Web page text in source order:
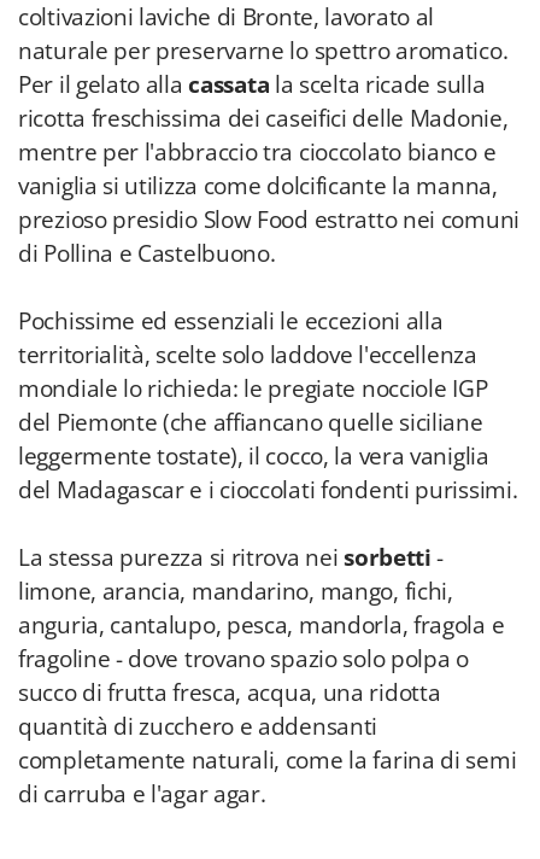
coltivazioni laviche di Bronte, lavorato al
naturale per preservarne lo spettro aromatico.
Per il gelato alla cassata la scelta ricade sulla
ricotta freschissima dei caseifici delle Madonie,
mentre per l'abbraccio tra cioccolato bianco e
vaniglia si utilizza come dolcificante la manna,
prezioso presidio Slow Food estratto nei comuni
di Pollina e Castelbuono.
Pochissime ed essenziali le eccezioni alla
territorialità, scelte solo laddove l'eccellenza
mondiale lo richieda: le pregiate nocciole IGP
del Piemonte (che affiancano quelle siciliane
leggermente tostate), il cocco, la vera vaniglia
del Madagascar e i cioccolati fondenti purissimi.
La stessa purezza si ritrova neisorbetti-
limone, arancia, mandarino, mango, fichi,
anguria, cantalupo, pesca, mandorla, fragola e
fragoline - dove trovano spazio solo polpa o
succo di frutta fresca, acqua, una ridotta
quantità di zucchero e addensanti
completamente naturali, come la farina di semi
di carruba e l'agar agar.